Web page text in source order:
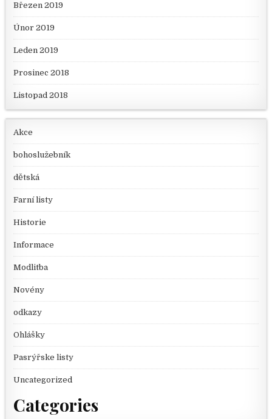
Březen 2019
Únor 2019
Leden 2019
Prosinec 2018
Listopad 2018
Akce
bohoslužebník
dětská
Farní listy
Historie
Informace
Modlitba
Novény
odkazy
Ohlášky
Pasrýřske listy
Uncategorized
Categories